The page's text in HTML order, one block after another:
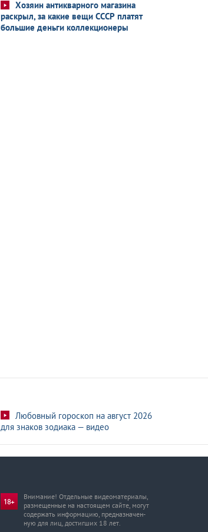
Хозяин антикварного магазина
раскрыл, за какие вещи СССР платят
большие деньги коллекционеры
Любовный гороскоп на август 2026
для знаков зодиака — видео
Внимание! Отдельные видеоматериалы,
размещенные на настоящем сайте, могут
содержать информацию, предназначен­
ную для лиц, достигших 18 лет.